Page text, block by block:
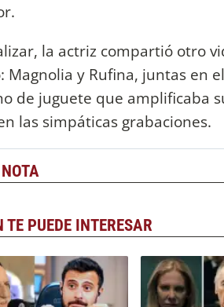
la actriz compartió otro
Magnolia y Rufina, juntas en
de juguete que amplificaba
las simpáticas grabaciones.
PUEDE INTERESAR